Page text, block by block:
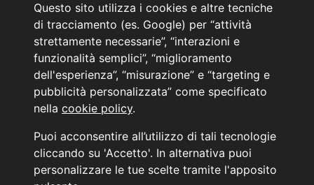
Questo sito utilizza i cookies e altre tecniche
di tracciamento (es. Google) per “attività
strettamente necessarie”, “interazioni e
funzionalità semplici”, “miglioramento
dell'esperienza”, “misurazione” e “targeting e
pubblicità personalizzata” come specificato
nella cookie policy.
Puoi acconsentire all’utilizzo di tali tecnologie
cliccando su 'Accetto'. In alternativa puoi
personalizzare le tue scelte tramite l'apposito
PRENOTA IL TUO INTERVENTO DI OFFICINA
PRENOTA LA REVISIONE DELLA TUA AUTO
Consulente Online Usato: 0805608980
Consulente Online Hyundai: 0805608985
AUTO PLANET BARI SRL | BARI, via Zippitelli 32-34 - CAP 70132 | P.I. 05126720720
Generata in 0,062 secondi | 216.73.216.168
INFORMATIVA AI SENSI DELL'ART. 79 DEL REG. IVASS n° 40/2018